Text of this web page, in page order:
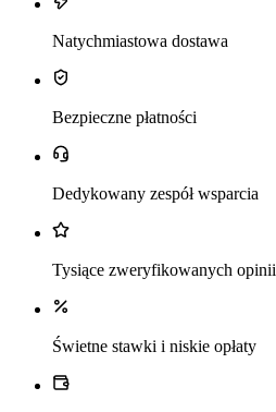
Natychmiastowa dostawa
Bezpieczne płatności
Dedykowany zespół wsparcia
Tysiące zweryfikowanych opinii
Świetne stawki i niskie opłaty